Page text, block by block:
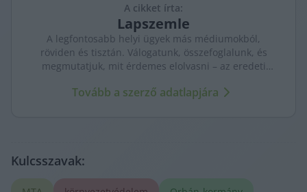
A cikket írta:
Lapszemle
A legfontosabb helyi ügyek más médiumokból,
röviden és tisztán. Válogatunk, összefoglalunk, és
megmutatjuk, mit érdemes elolvasni – az eredeti
Tovább a szerző adatlapjára
Kulcsszavak: